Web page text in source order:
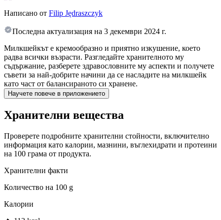
Написано от Filip Jędraszczyk
Последна актуализация на 3 декември 2024 г.
Милкшейкът е кремообразно и приятно изкушение, което
радва всички възрасти. Разгледайте хранителното му
съдържание, разберете здравословните му аспекти и получете
съвети за най-добрите начини да се насладите на милкшейк
като част от балансираното си хранене.
Научете повече в приложението
Хранителни вещества
Проверете подробните хранителни стойности, включително
информация като калории, мазнини, въглехидрати и протеини
на 100 грама от продукта.
Хранителни факти
Количество на 100 g
Калории